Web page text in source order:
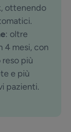
ottenendo
: oltre
4 mesi, con
reso più
e più
pazienti.